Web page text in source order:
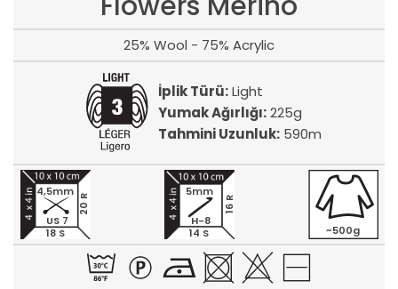
25% Wool - 75% Acrylic
İplik Türü:Light
Yumak Ağırlığı:225g
Tahmini Uzunluk: 590m
18 S
20 R
4,5mm
US 7
14 S
16 R
5mm
H-8
~500g